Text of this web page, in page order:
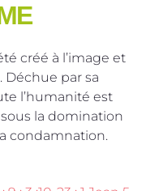
créé à l’image et
Déchue par sa
l’humanité est
la domination
condamnation.